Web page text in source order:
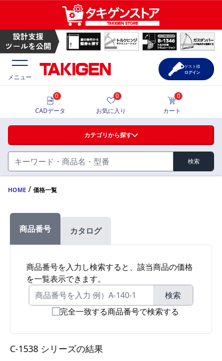
ハンドル・取手・つまみ・周辺機器
FA・A
FB・B
ファスナー・ラッチ錠・キャッチ・錠前装置・周
辺機器
電気錠・インターロック
L・LE
S
キャスター・アジャスター・スライドレール・モ
価格一覧
製品カタログ
サポート・お問合せ
メニュー
カテゴリから探す
検索
0
CADデータ
0
お気に入り
0
カート
ゲスト様
ログイン
HOME / 価格一覧
商品番号 カタログ
商品番号を入力し検索すると、該当商品の価格
を一覧表示できます。
検索
完全一致する商品番号で検索する
C-1538 シリーズの結果